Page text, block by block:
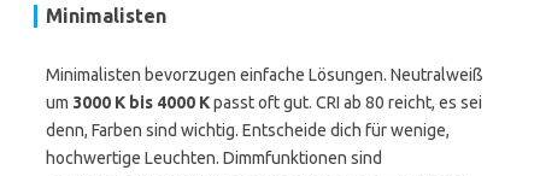
Minimalisten
Minimalisten bevorzugen einfache Lösungen. Neutralweiß
um 3000 K bis 4000 Kpasst oft gut. CRI ab 80 reicht, es sei
denn, Farben sind wichtig. Entscheide dich für wenige,
hochwertige Leuchten. Dimmfunktionen sind